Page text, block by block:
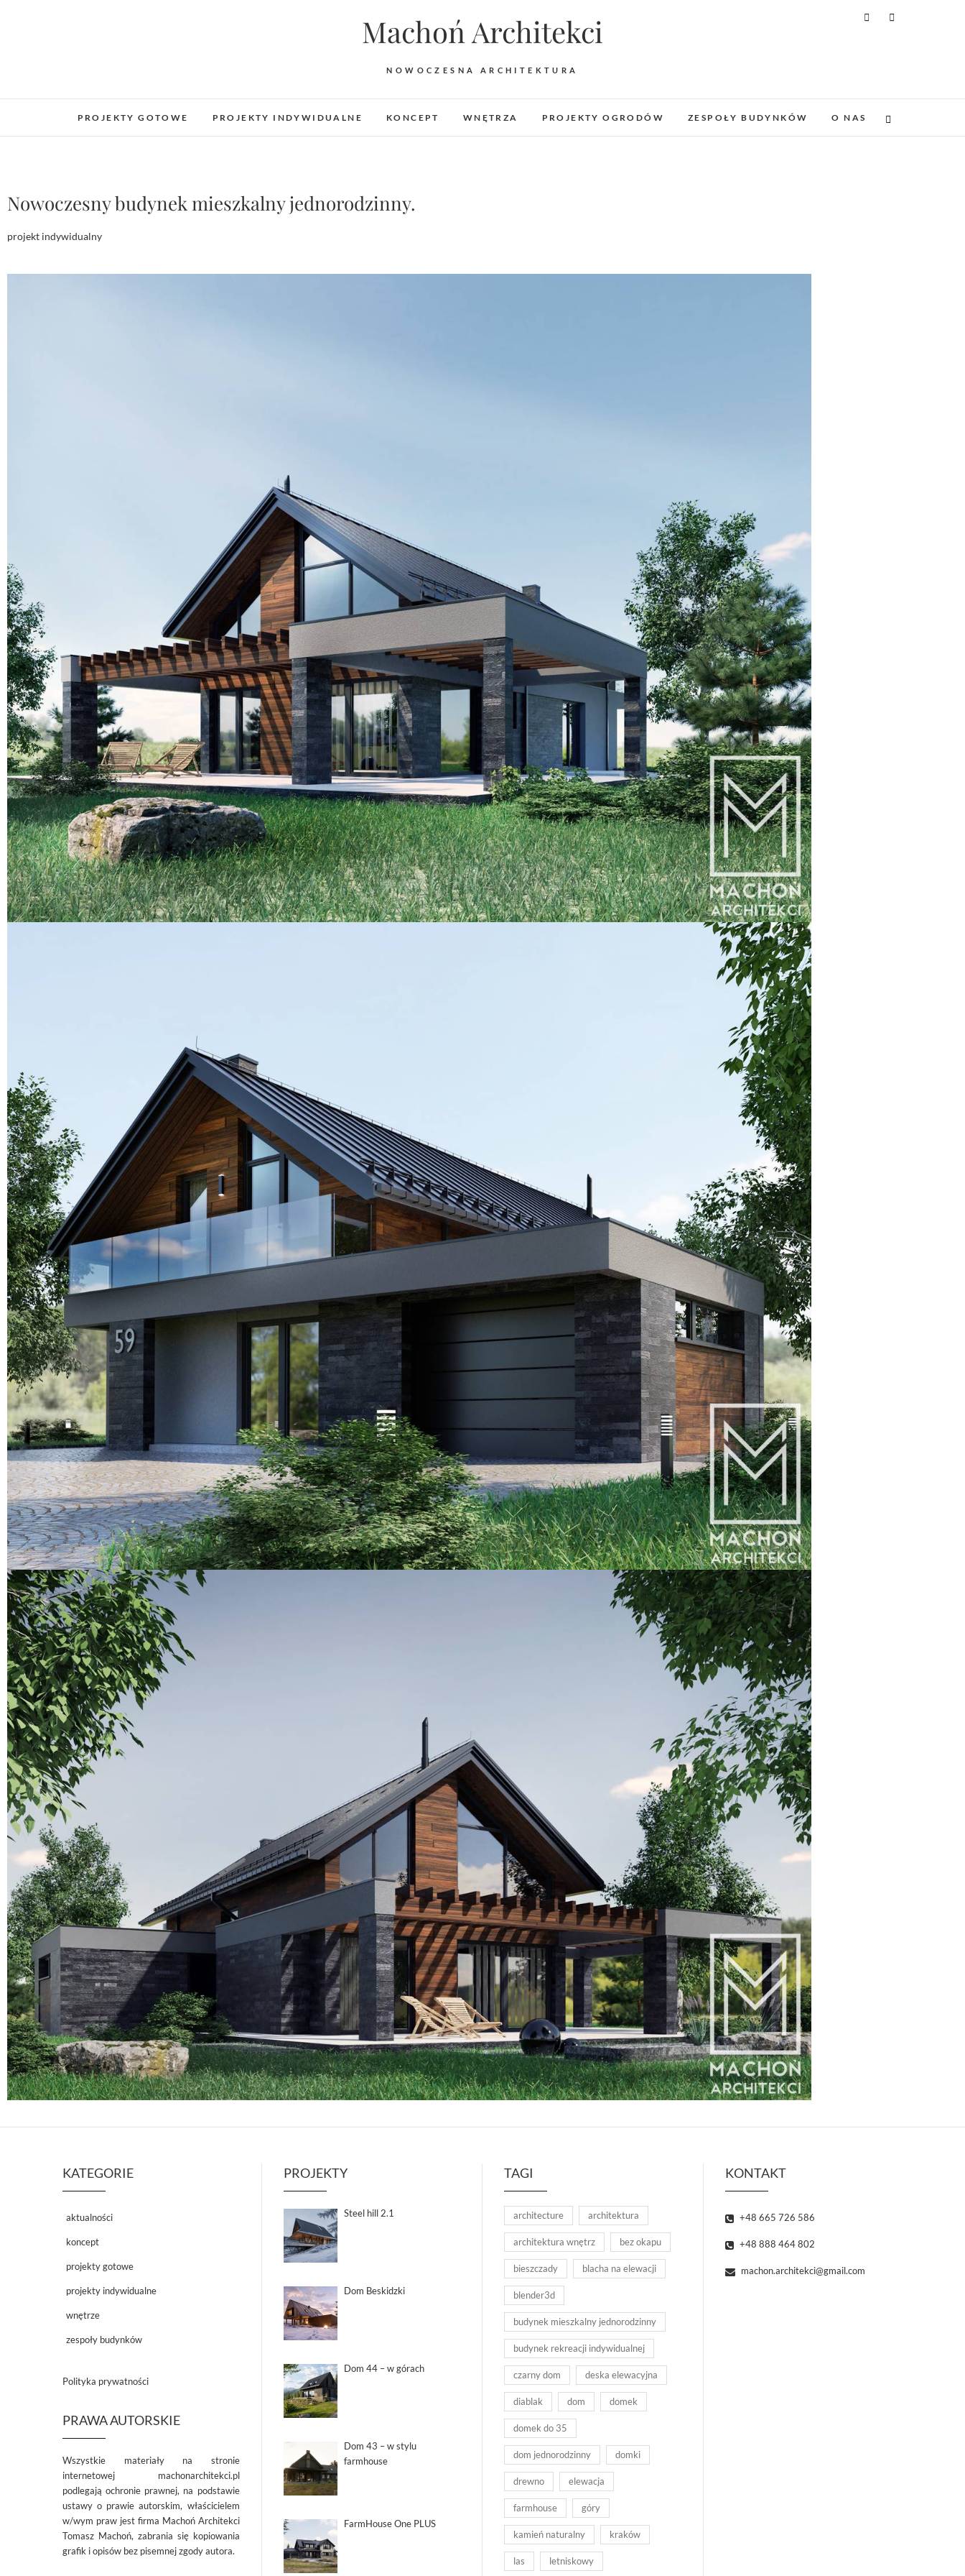
Machoń Architekci
NOWOCZESNA ARCHITEKTURA
PROJEKTY GOTOWE PROJEKTY INDYWIDUALNE KONCEPT WNĘTRZA PROJEKTY OGRODÓW ZESPOŁY BUDYNKÓW O NAS
Nowoczesny budynek mieszkalny jednorodzinny.
projekt indywidualny
KATEGORIE
aktualności
koncept
projekty gotowe
projekty indywidualne
wnętrze
zespoły budynków
Polityka prywatności
PRAWA AUTORSKIE
Wszystkie materiały na stronie
internetowej machonarchitekci.pl
podlegają ochronie prawnej, na podstawie
ustawy o prawie autorskim, właścicielem
w/wym praw jest firma Machoń Architekci
Tomasz Machoń, zabrania się kopiowania
grafik i opisów bez pisemnej zgody autora.
PROJEKTY
Steel hill 2.1
Dom Beskidzki
Dom 44 – w górach
Dom 43 – w stylu
farmhouse
FarmHouse One PLUS
TAGI
architecture architektura
architektura wnętrz bez okapu
bieszczady blacha na elewacji
blender3d
budynek mieszkalny jednorodzinny
budynek rekreacji indywidualnej
czarny dom deska elewacyjna
diablak dom domek
domek do 35
dom jednorodzinny domki
drewno elewacja
farmhouse góry
kamień naturalny kraków
las letniskowy
KONTAKT
+48 665 726 586
+48 888 464 802
machon.architekci@gmail.com